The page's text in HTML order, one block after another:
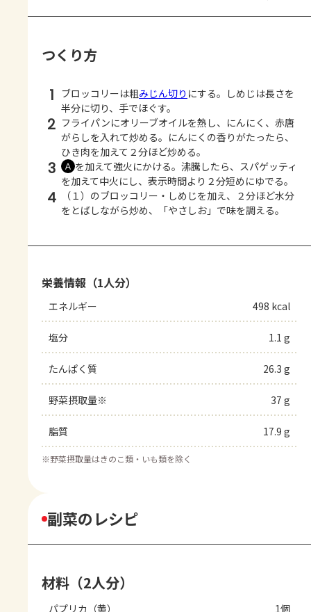
つくり方
1 ブロッコリーは粗みじん切り にする。しめじは長さを
半分に切り、手でほぐす。
2 フライパンにオリーブオイルを熱し、にんにく、赤唐
がらしを入れて炒める。にんにくの香りがたったら、
ひき肉を加えて２分ほど炒める。
3 Ａ を加えて強火にかける。沸騰したら、スパゲッティ
を加えて中火にし、表示時間より２分短めにゆでる。
4
（１）のブロッコリー・しめじを加え、２分ほど水分
をとばしながら炒め、「やさしお」で味を調える。
栄養情報（1人分）
エネルギー 498 kcal
塩分 1.1 g
たんぱく質 26.3 g
野菜摂取量※ 37 g
脂質 17.9 g
※野菜摂取量はきのこ類・いも類を除く
副菜のレシピ
材料（2人分）
パプリカ（黄） 1個